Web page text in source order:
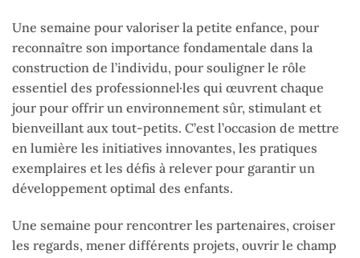
Une semaine pour valoriser la petite enfance, pour
reconnaître son importance fondamentale dans la
construction de l’individu, pour souligner le rôle
essentiel des professionnel·les qui œuvrent chaque
jour pour offrir un environnement sûr, stimulant et
bienveillant aux tout-petits. C’est l’occasion de mettre
en lumière les initiatives innovantes, les pratiques
exemplaires et les défis à relever pour garantir un
développement optimal des enfants.
Une semaine pour rencontrer les partenaires, croiser
les regards, mener différents projets, ouvrir le champ